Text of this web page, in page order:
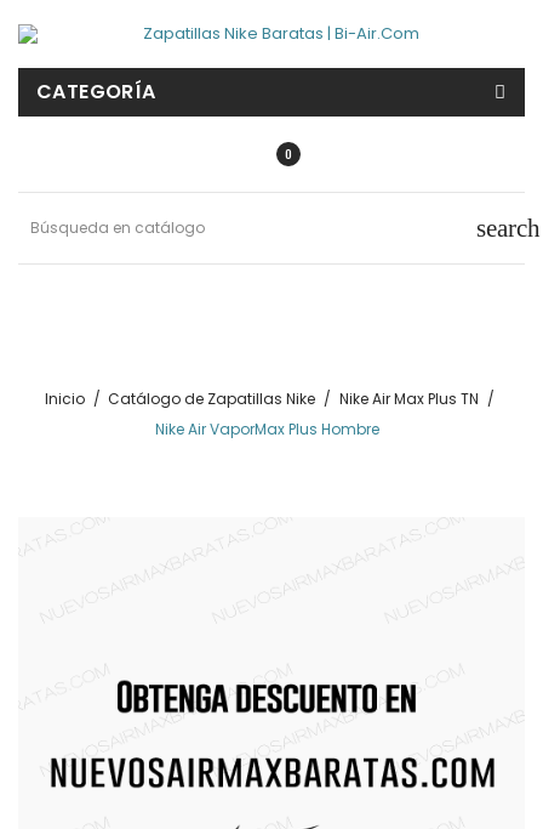
CATEGORÍA
0
search
Inicio Catálogo de Zapatillas Nike
Nike Air Max Plus TN
Nike Air VaporMax Plus Hombre
NUEVO